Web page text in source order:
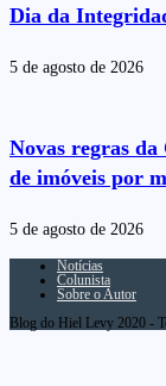
Dia da
5 de agosto de 2026
Novas regras
de imóveis por
5 de agosto de 2026
Notícias
Colunista
Sobre o Autor
Blog do Hiel Levy 2020 -